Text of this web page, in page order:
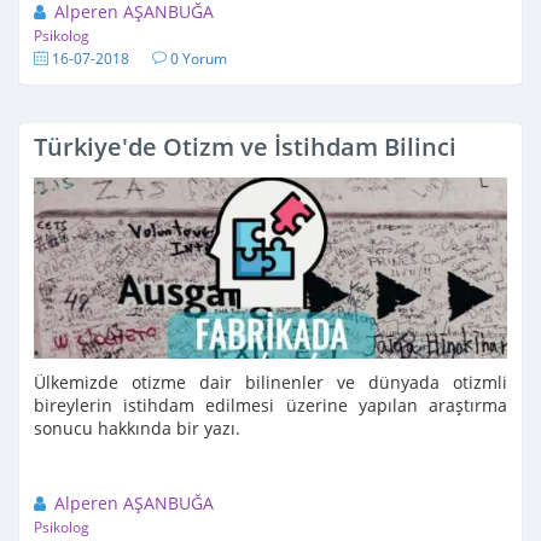
Alperen AŞANBUĞA
Psikolog
16-07-2018 0 Yorum
Türkiye'de Otizm ve İstihdam Bilinci
Ülkemizde otizme dair bilinenler ve dünyada otizmli
bireylerin istihdam edilmesi üzerine yapılan araştırma
sonucu hakkında bir yazı.
Alperen AŞANBUĞA
Psikolog